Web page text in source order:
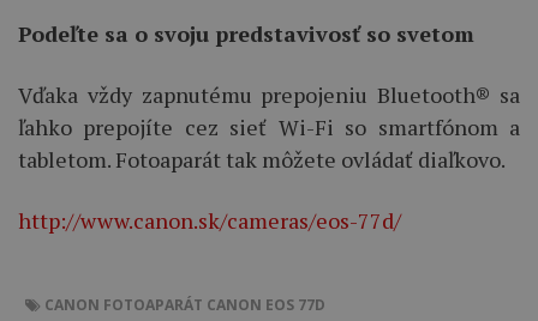
Podeľte sa o svoju predstavivosť so svetom
Vďaka vždy zapnutému prepojeniu Bluetooth® sa
ľahko prepojíte cez sieť Wi-Fi so smartfónom a
tabletom. Fotoaparát tak môžete ovládať diaľkovo.
http://www.canon.sk/cameras/eos-77d/
CANON FOTOAPARÁT CANON EOS 77D